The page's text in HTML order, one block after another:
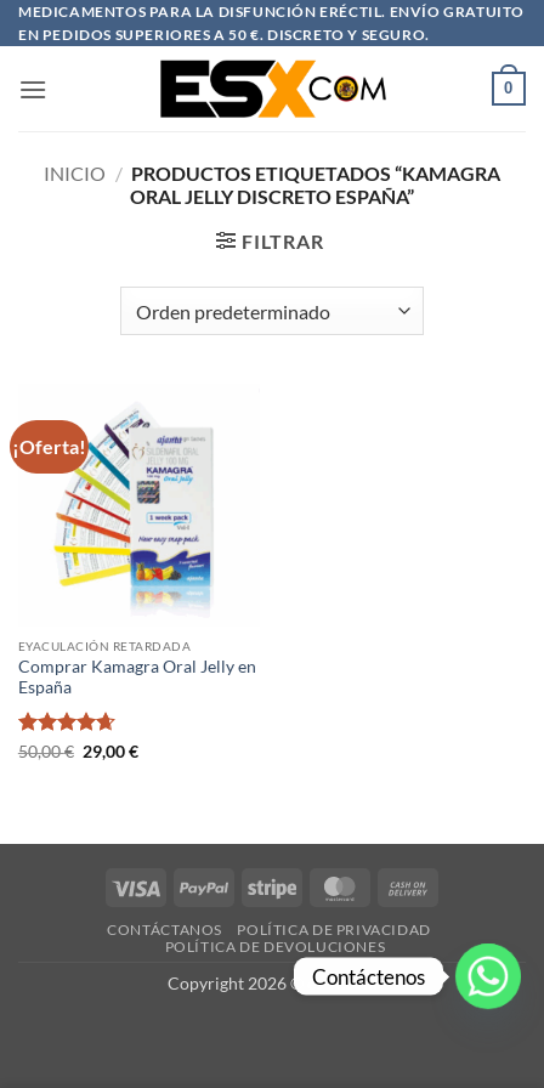
Saltar
al
MEDICAMENTOS PARA LA DISFUNCIÓN ERÉCTIL. ENVÍO GRATUITO
EN PEDIDOS SUPERIORES A 50 €. DISCRETO Y SEGURO.
0
INICIO / PRODUCTOS ETIQUETADOS “KAMAGRA
ORAL JELLY DISCRETO ESPAÑA”
FILTRAR
¡Oferta!
EYACULACIÓN RETARDADA
Comprar Kamagra Oral Jelly en
España
Valorado
50,00€ El
precio
29,00€El
Visa PayPal Stripe MasterCard
Delivery
CONTÁCTANOS
POLÍTICA DE PRIVACIDAD
POLÍTICA DE DEVOLUCIONES
Copyright 2026 © es-X.com
Contáctenos